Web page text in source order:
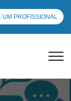
UM PROFISSIONAL